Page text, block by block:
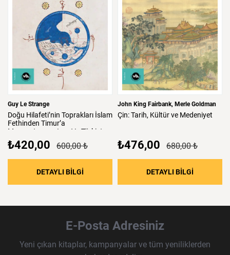
Guy Le Strange
Doğu Hilafeti’nin Toprakları İslam
Fethinden Timur’a
Mezopotamya,
Iran Ve Türkistan
₺420,00 600,00 ₺
DETAYLI BİLGİ : Doğu Hilafeti’nin Toprakları İslam
John King Fairbank Merle Goldman
Çin:Tarih, Kültürve Medeniyet
₺476,00 680,00 ₺
DETAYLI BİLGİ
E-Posta Adresiniz
Yeni çıkan kitaplar, kampanyalar ve tüm yeniliklerden